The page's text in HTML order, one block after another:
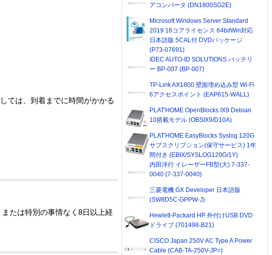
ては、到着までに時間がかかる
たは特別の事情なく8日以上経
アコンバータ (DN1800SG2E)
Microsoft Windows Server Standard
2019 16コアライセンス 64bitWin対応
日本語版 5CAL付 DVDパッケージ
(P73-07691)
IDEC AUTO-ID SOLUTIONS バッテリ
ー BP-007 (BP-007)
TP-Link AX1800 壁面埋め込み型 Wi-Fi
6アクセスポイント (EAP615-WALL)
PLAT'HOME OpenBlocks IX9 Debian
10搭載モデル (OBSIX9/D10A)
PLAT'HOME EasyBlocks Syslog 120G
サブスクリプション(保守サービス) 1年
間付き (EBIX/SYSLOG120G/1Y)
内田洋行 イレーザーFB型(大) 7-337-
0040 (7-337-0040)
三菱電機 GX Developer 日本語版
(SW8D5C-GPPW-J)
Hewlett-Packard HP 外付けUSB DVD
ドライブ (701498-B21)
CISCO Japan 250V AC Type A Power
Cable (CAB-TA-250V-JP=)